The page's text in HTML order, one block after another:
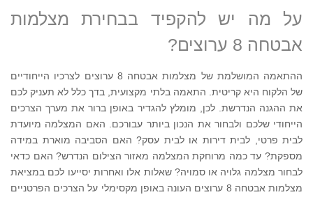
על מה יש להקפיד בבחירת מצלמות
אבטחה 8 ערוצים?
ההתאמה המושלמת של מצלמות אבטחה 8 ערוצים לצרכיו הייחודיים
של הלקוח היא קריטית. התאמה בלתי מקצועית, בדך כלל לא תעניק לכם
את ההגנה הנדרשת. לכן, מומלץ להגדיר באופן ברור את מערך הצרכים
הייחודי שלכם ולבחור את הנכון ביותר עבורכם. האם המצלמה מיועדת
לבית פרטי, לבית דירות או לבית עסק? האם הסביבה מוארת במידה
מספקת? עד כמה מרוחקת המצלמה מאזור הצילום הנדרש? האם כדאי
לבחור מצלמה גלויה או סמויה? שאלות אלו ואחרות יסייעו לכם במציאת
מצלמות אבטחה 8 ערוצים העונה באופן מקסימלי על הצרכים הפרטניים